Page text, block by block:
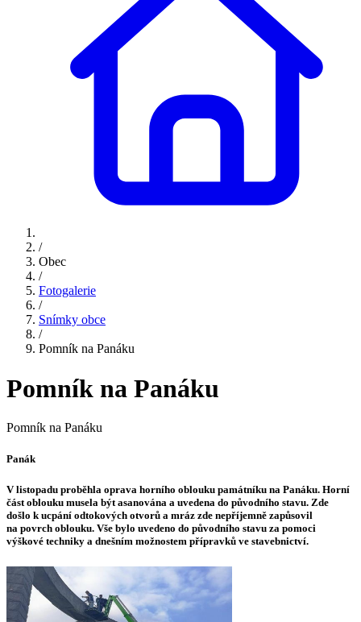
/
Obec
/
Fotogalerie
/
Snímky obce
/
Pomník na Panáku
Pomník na Panáku
Pomník na Panáku
Panák
V listopadu proběhla oprava horního oblouku památníku na Panáku. Horní
část oblouku musela být asanována a uvedena do původního stavu. Zde
došlo k ucpání odtokových otvorů a mráz zde nepříjemně zapůsovil
na povrch oblouku. Vše bylo uvedeno do původního stavu za pomoci
výškové techniky a dnešním možnostem přípravků ve stavebnictví.